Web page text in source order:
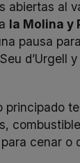
abiertas al
la Molina y
pausa
d’Urgell
principado
cenar o